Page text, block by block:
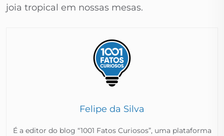
joia tropical em nossas mesas.
Felipe da Silva
É a editor do blog “1001 Fatos Curiosos”, uma plataforma